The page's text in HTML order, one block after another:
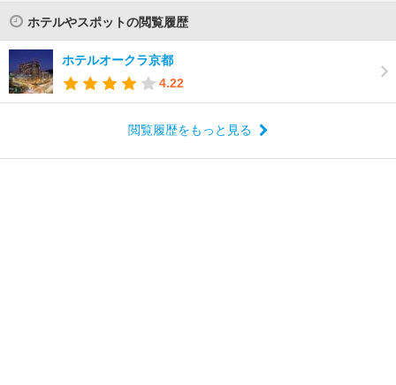
ホテルやスポットの閲覧履歴
ホテルオークラ京都
4.22
閲覧履歴をもっと見る